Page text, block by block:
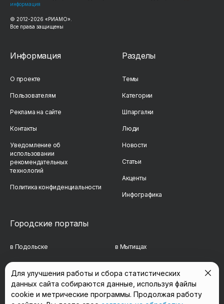
информация
© 2012-2026 «РИАМО».
Все права защищены
Информация
О проекте
Пользователям
Реклама на сайте
Контакты
Уведомление об
использовании
рекомендательных
технологий
Политика конфиденциальности
Разделы
Темы
Категории
Шпаргалки
Люди
Новости
Статьи
Акценты
Инфографика
Городские порталы
в Подольске в Мытищах
в Сергиевом Посаде в Люберцах
в Красногорске в Королёве
Для улучшения работы и сбора статистических
данных сайта собираются данные, используя файлы
cookie и метрические программы. Продолжая работу